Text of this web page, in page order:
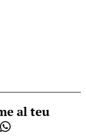
al teu